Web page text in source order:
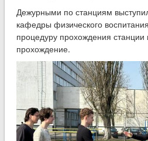
Дежурными по станциям
кафедры физического
процедуру прохождения станции
прохождение.